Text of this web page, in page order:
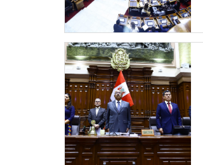
Facebook: https://goo.gl/s5t7XN
Twitter:https://goo.gl/iMywRR
YouTube:https://goo.gl/VBXBNk
Radio:goo.gl/hMwTg1
fotografia.congreso.gob.pe